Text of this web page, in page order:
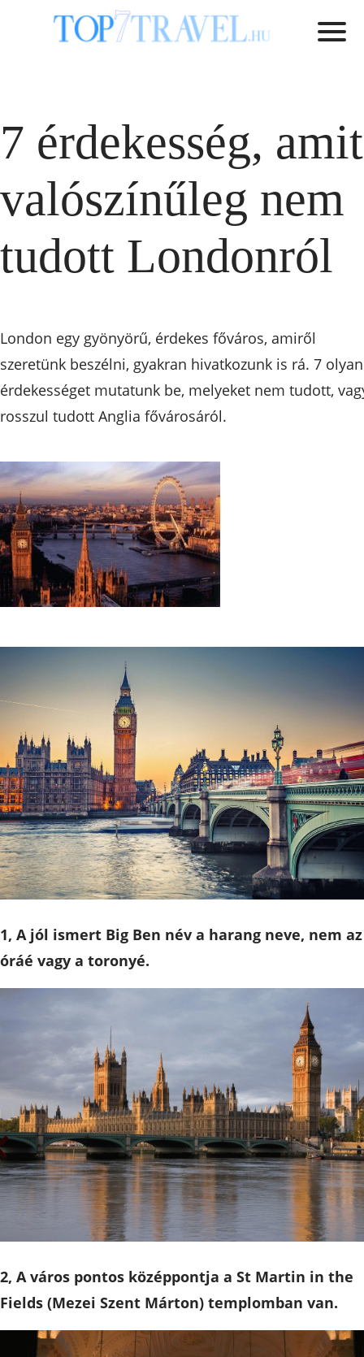
7 érdekesség, amit
valószínűleg nem
tudott Londonról
London egy gyönyörű, érdekes főváros, amiről
szeretünk beszélni, gyakran hivatkozunk is rá. 7 olyan
érdekességet mutatunk be, melyeket nem tudott,
rosszul tudott Anglia fővárosáról.
1, A jól ismert Big Ben név a harang neve, nem az
óráé vagy a toronyé.
2, A város pontos középpontja a St Martin in the
Fields (Mezei Szent Márton) templomban van.